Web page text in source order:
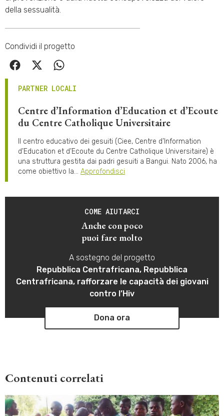
della sessualità.
Condividi il progetto
PARTNER LOCALI
Centre d’Information d’Education et d’Ecoute
du Centre Catholique Universitaire
Il centro educativo dei gesuiti (Ciee, Centre d’Information
d’Education et d’Ecoute du Centre Catholique Universitaire) è
una struttura gestita dai padri gesuiti a Bangui. Nato 2006, ha
come obiettivo la… Approfondisci
COME AIUTARCI
Anche con poco
puoi fare molto
A sostegno del progetto
Repubblica Centrafricana, Repubblica
Centrafricana, rafforzare le capacità dei giovani
contro l’Hiv
Dona ora
Contenuti correlati